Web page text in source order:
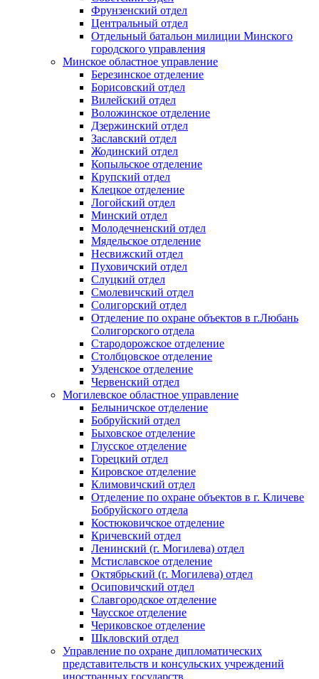
Фрунзенский отдел
Центральный отдел
Отдельный батальон милиции Минского
городского управления
Минское областное управление
Березинское отделение
Борисовский отдел
Вилейский отдел
Воложинское отделение
Дзержинский отдел
Заславский отдел
Жодинский отдел
Копыльское отделение
Крупский отдел
Клецкое отделение
Логойский отдел
Минский отдел
Молодечненский отдел
Мядельское отделение
Несвижский отдел
Пуховичский отдел
Слуцкий отдел
Смолевичский отдел
Солигорский отдел
Отделение по охране объектов в г.Любань
Солигорского отдела
Стародорожское отделение
Столбцовское отделение
Узденское отделение
Червенский отдел
Могилевское областное управление
Белыничское отделение
Бобруйский отдел
Быховское отделение
Глусское отделение
Горецкий отдел
Кировское отделение
Климовичский отдел
Отделение по охране объектов в г. Кличеве
Бобруйского отдела
Костюковичское отделение
Кричевский отдел
Ленинский (г. Могилева) отдел
Мстиславское отделение
Октябрьский (г. Могилева) отдел
Осиповичский отдел
Славгородское отделение
Чаусское отделение
Чериковское отделение
Шкловский отдел
Управление по охране дипломатических
представительств и консульских учреждений
иностранных государств